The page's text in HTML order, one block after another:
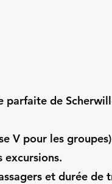
parfaite de
V pour les
et durée de